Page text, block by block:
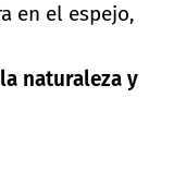
en el espejo,
naturaleza y